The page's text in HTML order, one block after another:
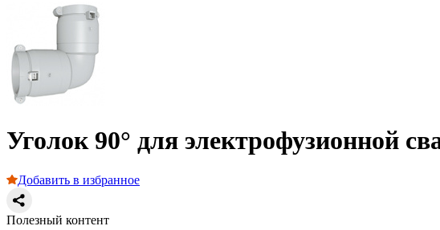
Уголок 90° для электрофузионной
Добавить в избранное
Полезный контент